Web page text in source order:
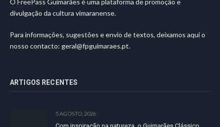
divulgação da cultura vimaranense.
Para informações, sugestões e envio de textos, deixamos aqui o
nosso contacto: geral@fpguimaraes.pt.
ARTIGOS RECENTES
5 AGOSTO, 2026